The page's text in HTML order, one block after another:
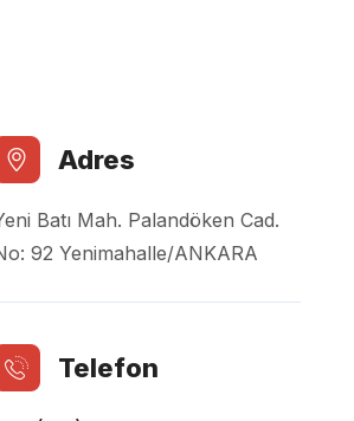
Adres
Batı Mah. Palandöken Cad.
92 Yenimahalle/ANKARA
Telefon